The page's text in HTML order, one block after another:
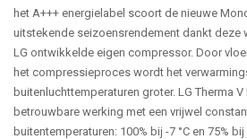
het A+++ energielabel scoort de nieuwe
uitstekende seizoensrendement dankt deze
LG ontwikkelde eigen compressor. Door
het compressieproces wordt het
buitenluchttemperaturen groter. LG Therma
betrouwbare werking met een vrijwel
buitentemperaturen: 100% bij -7 °C en 75%